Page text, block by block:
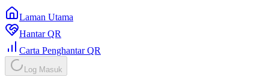
Laman Utama
Hantar QR
Carta Penghantar QR
Log Masuk